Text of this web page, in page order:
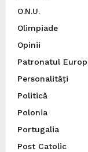
O.N.U.
Olimpiade
Opinii
Patronatul
Personalități
Politică
Polonia
Portugalia
Post Catolic